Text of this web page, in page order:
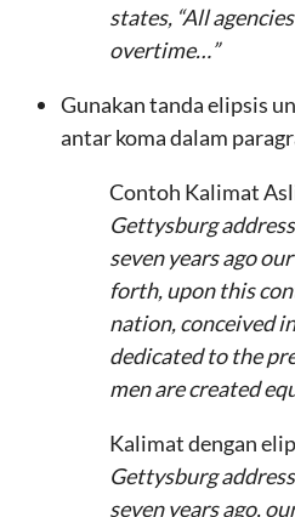
states, “All
overtime…”
Gunakan tanda elipsis
antar koma dalam
Contoh Kalimat
Gettysburg
seven years ago
forth, upon this
nation, conceived
dedicated to the
men are created
Kalimat dengan
Gettysburg
seven years ago,